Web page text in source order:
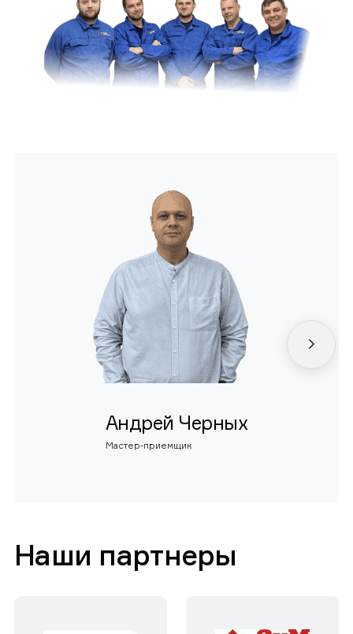
Андрей Черных
Мастер-приемщик
Наши партнеры